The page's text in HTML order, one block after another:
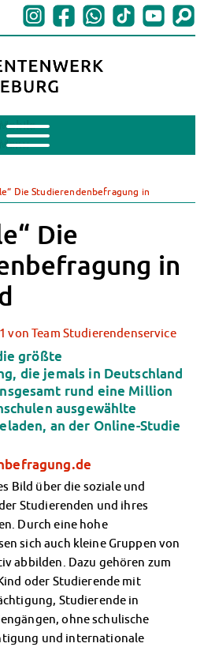
Mobile
Menu
Die Studierendenbefragung in
Die
in
von Team Studierendenservice
größte
die jemals in Deutschland
rund eine Million
ausgewählte
an der Online-Studie
Bild über die soziale und
Studierenden und ihres
Durch eine hohe
sich auch kleine Gruppen von
abbilden. Dazu gehören zum
oder Studierende mit
Studierende in
ohne schulische
und internationale